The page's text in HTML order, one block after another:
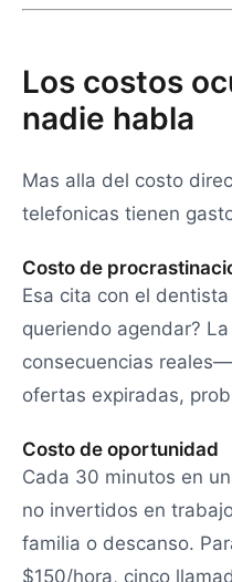
Los costos
nadie habla
Mas alla del costo
telefonicas tienen
Costo de
Esa cita con el
queriendo agendar?
consecuencias
ofertas expiradas,
Costo de oportunidad
Cada 30 minutos en
no invertidos en
familia o descanso.
$150/hora, cinco